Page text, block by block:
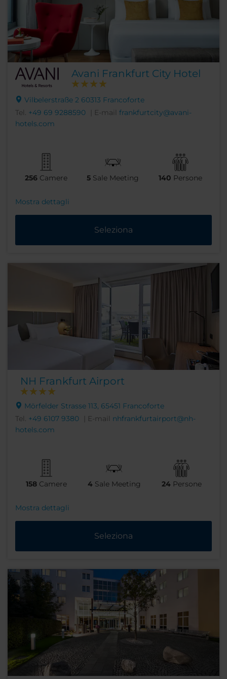
Avani Frankfurt City Hotel
Vilbelerstraße 2 60313 Francoforte
Tel. +49 69 9288590 | E-mail frankfurtcity@avani-
hotels.com
256 Camere 5 Sale Meeting 140 Persone
Mostra dettagli
Seleziona
NH Frankfurt Airport
Mörfelder Strasse 113, 65451 Francoforte
Tel. +49 6107 9380 | E-mail nhfrankfurtairport@nh-
hotels.com
158 Camere 4 Sale Meeting 24 Persone
Mostra dettagli
Seleziona